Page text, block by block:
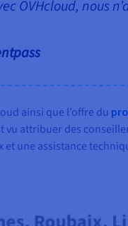
OVHcloud, nous
ainsi que l’offre du
attribuer des
une assistance